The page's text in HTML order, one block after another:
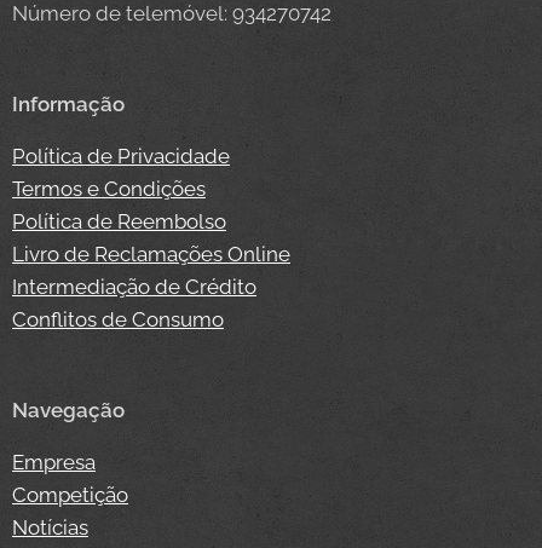
Número de telemóvel: 934270742
Informação
Política de Privacidade
Termos e Condições
Política de Reembolso
Livro de Reclamações Online
Intermediação de Crédito
Conflitos de Consumo
Navegação
Empresa
Competição
Notícias